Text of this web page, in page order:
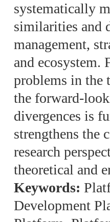
systematically
similarities and
management,
and ecosystem.
problems in the
the forward-
divergences is
strengthens the
research
theoretical and
Keywords:
Development